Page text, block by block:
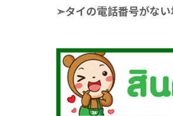
➣タイの電話番号がな